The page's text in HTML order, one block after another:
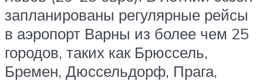
запланированы регулярные рейсы
в аэропорт Варны из более чем 25
городов, таких как Брюссель,
Бремен, Дюссельдорф, Прага,